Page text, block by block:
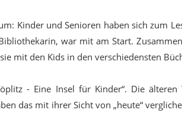
Kinder und Senioren haben sich zum
war mit am Start.
mit den Kids in den verschiedensten
- Eine Insel für Kinder“. Die
das mit ihrer Sicht von „heute“